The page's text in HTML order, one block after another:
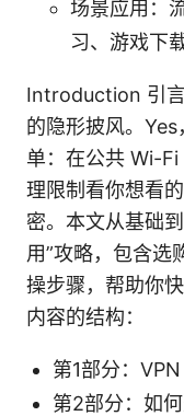
场景应用：
习、游戏下
Introduction 引
的隐形披风。
单：在公共 Wi-
理限制看你想看
密。本文从基础
用”攻略，包含选
操步骤，帮助你
内容的结构：
第1部分：
第2部分：如